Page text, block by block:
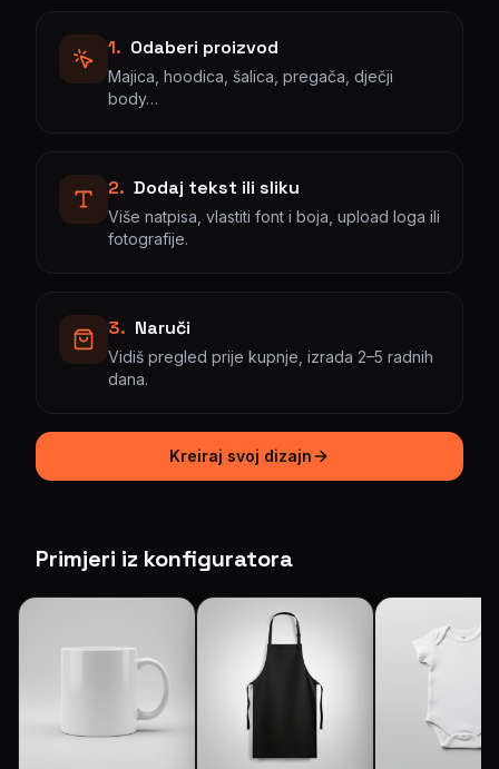
OVDJE
1. Odaberi proizvod
Majica, hoodica, šalica, pregača, dječji
body…
2. Dodaj tekst ili sliku
Više natpisa, vlastiti font i boja, upload loga ili
fotografije.
3. Naruči
Vidiš pregled prije kupnje, izrada 2–5 radnih
dana.
Kreiraj svoj dizajn
Primjeri iz konfiguratora